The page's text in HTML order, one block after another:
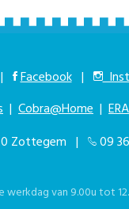
| Facebook |
| Cobra@Home | ERA
Zottegem |
09
werkdag van 9.00u tot